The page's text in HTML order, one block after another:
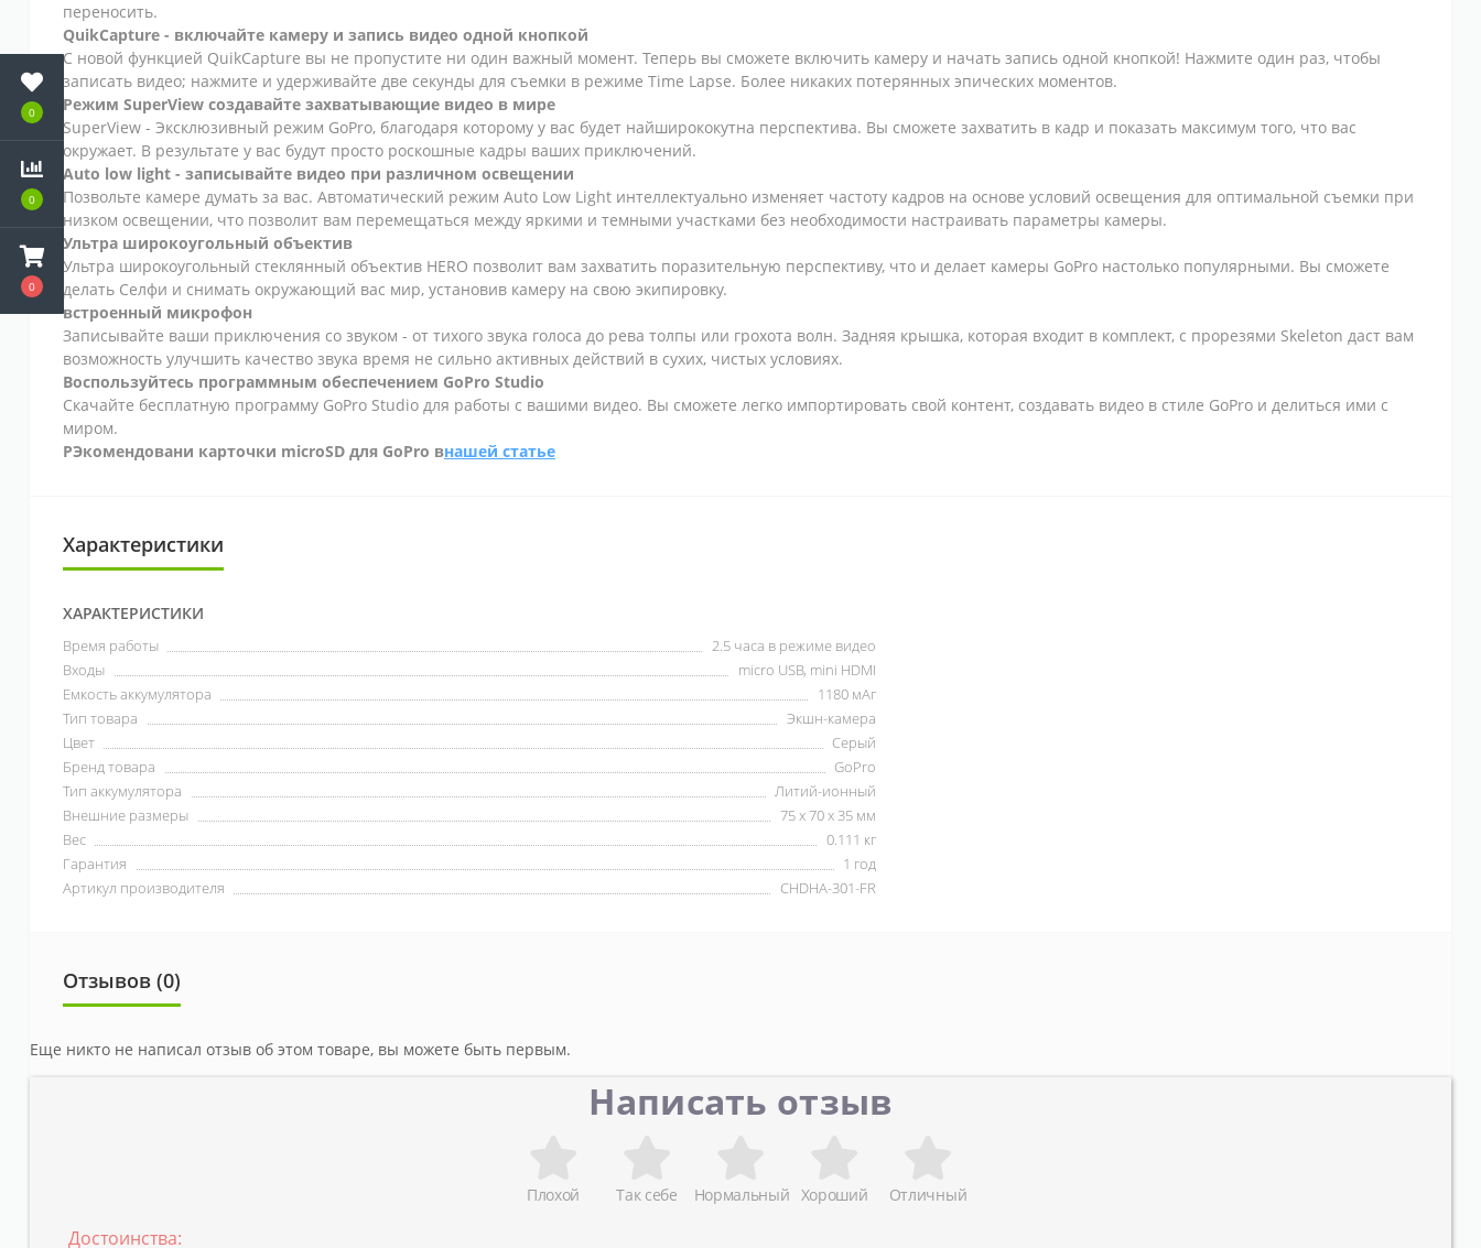
0
0
0
переносить.
QuikCapture - включайте камеру и запись видео одной кнопкой
С новой функцией QuikCapture вы не пропустите ни один важный момент. Теперь вы сможете включить камеру и начать запись одной кнопкой! Нажмите один раз, чтобы
записать видео; нажмите и удерживайте две секунды для съемки в режиме Time Lapse. Более никаких потерянных эпических моментов.
Режим SuperView создавайте захватывающие видео в мире
SuperView - Эксклюзивный режим GoPro, благодаря которому у вас будет найширококутна перспектива. Вы сможете захватить в кадр и показать максимум того, что вас
окружает. В результате у вас будут просто роскошные кадры ваших приключений.
Auto low light - записывайте видео при различном освещении
Позвольте камере думать за вас. Автоматический режим Auto Low Light интеллектуально изменяет частоту кадров на основе условий освещения для оптимальной съемки при
низком освещении, что позволит вам перемещаться между яркими и темными участками без необходимости настраивать параметры камеры.
Ультра широкоугольный объектив
Ультра широкоугольный стеклянный объектив HERO позволит вам захватить поразительную перспективу, что и делает камеры GoPro настолько популярными. Вы сможете
делать Селфи и снимать окружающий вас мир, установив камеру на свою экипировку.
встроенный микрофон
Записывайте ваши приключения со звуком - от тихого звука голоса до рева толпы или грохота волн. Задняя крышка, которая входит в комплект, с прорезями Skeleton даст вам
возможность улучшить качество звука время не сильно активных действий в сухих, чистых условиях.
Воспользуйтесь программным обеспечением GoPro Studio
Скачайте бесплатную программу GoPro Studio для работы с вашими видео. Вы сможете легко импортировать свой контент, создавать видео в стиле GoPro и делиться ими с
миром.
РЭкомендовани карточки microSD для GoPro внашей статье
Характеристики
ХАРАКТЕРИСТИКИ
Время работы
2.5 часа в режиме видео
Входы
micro USB, mini HDMI
Емкость аккумулятора
1180 мАг
Тип товара
Экшн-камера
Цвет
Серый
Бренд товара
GoPro
Тип аккумулятора
Литий-ионный
Внешние размеры
75 х 70 х 35 мм
Вес
0.111 кг
Гарантия
1 год
Артикул производителя
CHDHA-301-FR
Отзывов (0)
Еще никто не написал отзыв об этом товаре, вы можете быть первым.
Написать отзыв
Плохой Так себе Нормальный Хороший Отличный
Достоинства: